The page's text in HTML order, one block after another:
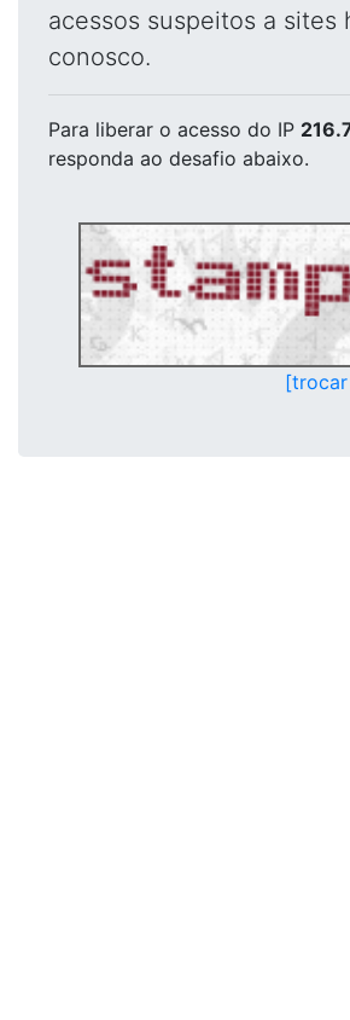
acessos suspeitos a sites
conosco.
Para liberar o acesso do IP
responda ao desafio abaixo.